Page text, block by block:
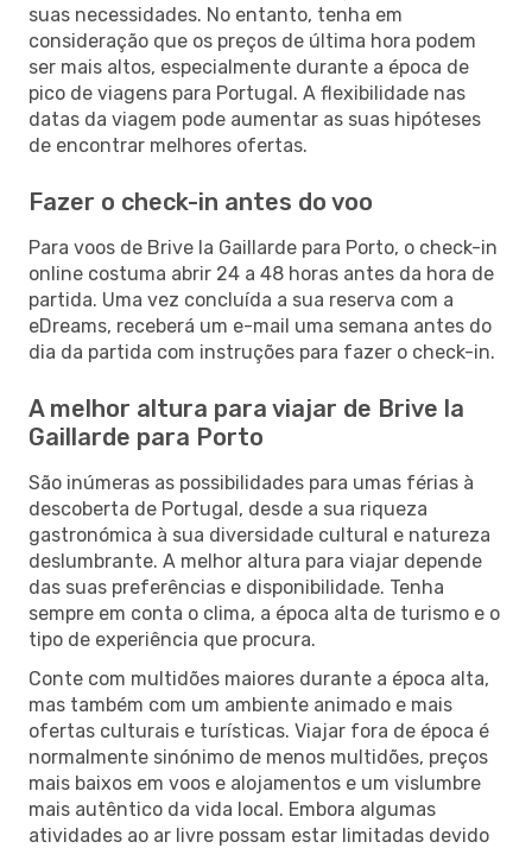
suas necessidades. No entanto, tenha em
consideração que os preços de última hora podem
ser mais altos, especialmente durante a época de
pico de viagens para Portugal. A flexibilidade nas
datas da viagem pode aumentar as suas hipóteses
de encontrar melhores ofertas.
Fazer o check-in antes do voo
Para voos de Brive la Gaillarde para Porto, o check-in
online costuma abrir 24 a 48 horas antes da hora de
partida. Uma vez concluída a sua reserva com a
eDreams, receberá um e-mail uma semana antes do
dia da partida com instruções para fazer o check-in.
A melhor altura para viajar de Brive la
Gaillarde para Porto
São inúmeras as possibilidades para umas férias à
descoberta de Portugal, desde a sua riqueza
gastronómica à sua diversidade cultural e natureza
deslumbrante. A melhor altura para viajar depende
das suas preferências e disponibilidade. Tenha
sempre em conta o clima, a época alta de turismo e o
tipo de experiência que procura.
Conte com multidões maiores durante a época alta,
mas também com um ambiente animado e mais
ofertas culturais e turísticas. Viajar fora de época é
normalmente sinónimo de menos multidões, preços
mais baixos em voos e alojamentos e um vislumbre
mais autêntico da vida local. Embora algumas
atividades ao ar livre possam estar limitadas devido